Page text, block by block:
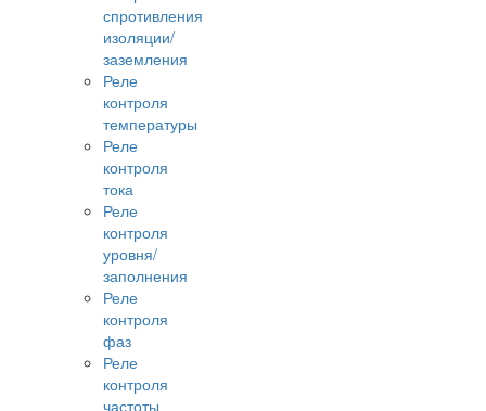
спротивления
изоляции/
заземления
Реле
контроля
температуры
Реле
контроля
тока
Реле
контроля
уровня/
заполнения
Реле
контроля
фаз
Реле
контроля
частоты